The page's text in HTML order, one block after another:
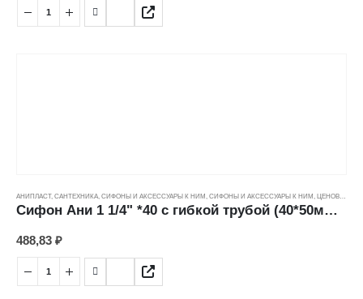
АНИПЛАСТ, САНТЕХНИКА СИФОНЫ И АКСЕССУАРЫ К НИМ СИФОНЫ И АКСЕССУАРЫ К НИМ ЦЕНОВЫЕ ГРУППЫ
Сифон Ани 1 1/4" *40 с гибкой трубой (40*50мм) С1010
488,83 ₽